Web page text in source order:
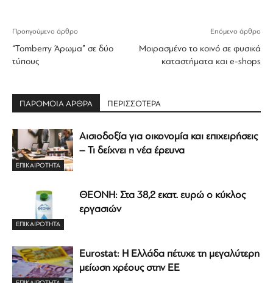
Προηγούμενο άρθρο
“Tomberry Άρωμα” σε δύο
τύπους
Επόμενο άρθρο
Μοιρασμένο το κοινό σε φυσικά
καταστήματα και e-shops
ΠΑΡΟΜΟΙΑ ΑΡΘΡΑ ΠΕΡΙΣΣΟΤΕΡΑ
ΕΠΙΚΑΙΡΟΤΗΤΑ
Αισιοδοξία για οικονομία και επιχειρήσεις
– Τι δείχνει η νέα έρευνα
ΕΠΙΚΑΙΡΟΤΗΤΑ
ΘΕΟΝΗ: Στα 38,2 εκατ. ευρώ ο κύκλος
εργασιών
Eurostat: Η Ελλάδα πέτυχε τη μεγαλύτερη
μείωση χρέους στην ΕΕ